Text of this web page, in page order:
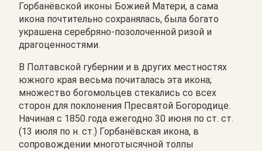
Горбанёвской иконы Божией Матери, а сама
икона почтительно сохранялась, была богато
украшена серебряно-позолоченной ризой и
драгоценностями.
В Полтавской губернии и в других местностях
южного края весьма почиталась эта икона;
множество богомольцев стекались со всех
сторон для поклонения Пресвятой Богородице.
Начиная с 1850 года ежегодно 30 июня по ст. ст.
(13 июля по н. ст.) Горбанёвская икона, в
сопровождении многотысячной толпы